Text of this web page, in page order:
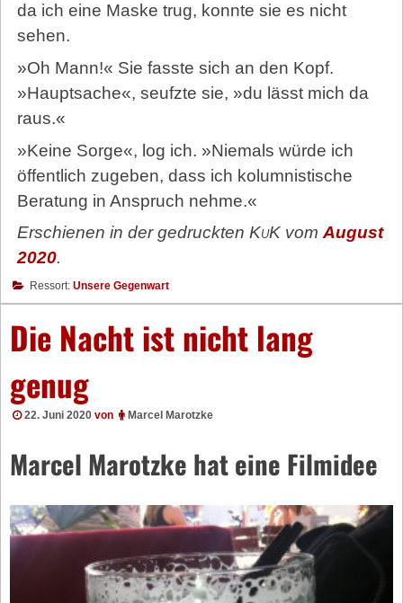
da ich eine Maske trug, konnte sie es nicht
sehen.
»Oh Mann!« Sie fasste sich an den Kopf.
»Hauptsache«, seufzte sie, »du lässt mich da
raus.«
»Keine Sorge«, log ich. »Niemals würde ich
öffentlich zugeben, dass ich kolumnistische
Beratung in Anspruch nehme.«
Erschienen in der gedruckten KuKvomAugust
2020.
Ressort: Unsere Gegenwart
Die Nacht ist nicht lang
genug
22. Juni 2020 von Marcel Marotzke
Marcel Marotzke hat eine Filmidee